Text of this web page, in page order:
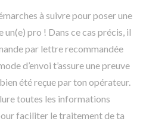
à suivre pour poser une
pro ! Dans ce cas précis, il
par lettre recommandée
d’envoi t’assure une preuve
été reçue par ton opérateur.
toutes les informations
faciliter le traitement de ta